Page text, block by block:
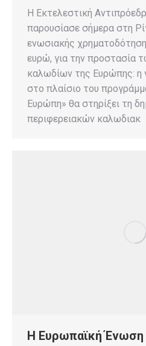
Η Εκτελεστική
παρουσίασε σήμερα στη
ενωσιακής
ευρώ, για την προστασία
καλωδίων της Ευρώπης: η
στο πλαίσιο του
Ευρώπη» θα στηρίξει τη
περιφερειακών καλωδιακ
Η Ευρωπαϊκή Ένωση